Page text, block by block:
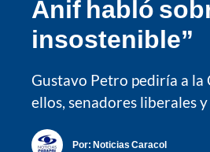
Anif habló
insostenible”
Gustavo Petro pediría a
ellos, senadores liberales
Por: Noticias Caracol